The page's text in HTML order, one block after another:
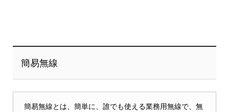
簡易無線
簡易無線とは、簡単に、誰でも使える業務用無線で、無